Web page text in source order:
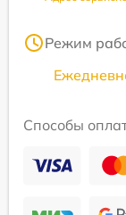
Режим
Способы